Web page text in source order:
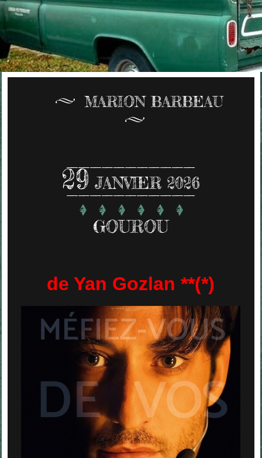
MARION BARBEAU
29 JANVIER 2026
GOUROU
de Yan Gozlan **(*)